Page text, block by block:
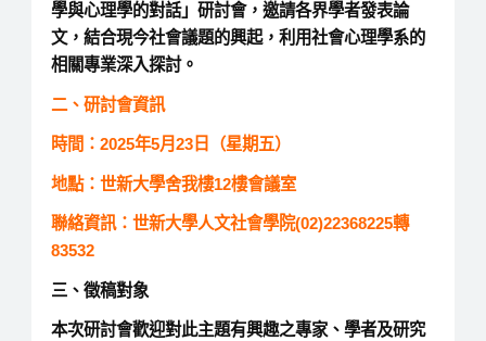
學與心理學的對話」研討會，邀請各界學者發表論
文，結合現今社會議題的興起，利用社會心理學系的
相關專業深入探討。
二、研討會資訊
時間：2025年5月23日（星期五）
地點：世新大學舍我樓12樓會議室
聯絡資訊：世新大學人文社會學院(02)22368225轉
83532
三、徵稿對象
本次研討會歡迎對此主題有興趣之專家、學者及研究